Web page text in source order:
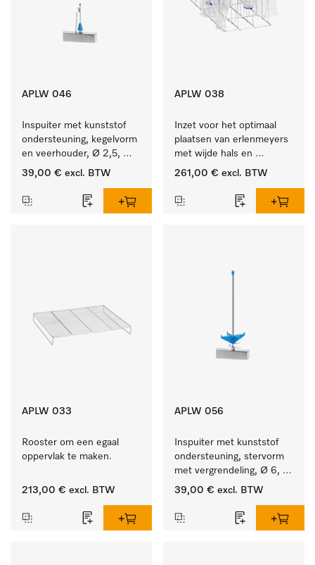
APLW 046
Inspuiter met kunststof
ondersteuning, kegelvorm
en veerhouder, Ø 2,5,
lengte 80 mm.
39,00 € excl. BTW
APLW 038
Inzet voor het optimaal
plaatsen van erlenmeyers
met wijde hals en
maatcylinders.
261,00 € excl. BTW
APLW 033
Rooster om een egaal
oppervlak te maken.
213,00 € excl. BTW
APLW 056
Inspuiter met kunststof
ondersteuning, stervorm
met vergrendeling, Ø 6,
lengte 225 mm.
39,00 € excl. BTW